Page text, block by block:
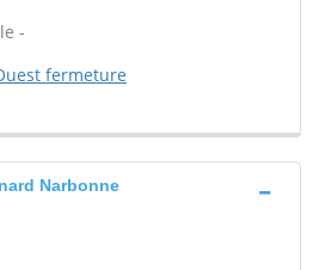
-
fermeture
Narbonne